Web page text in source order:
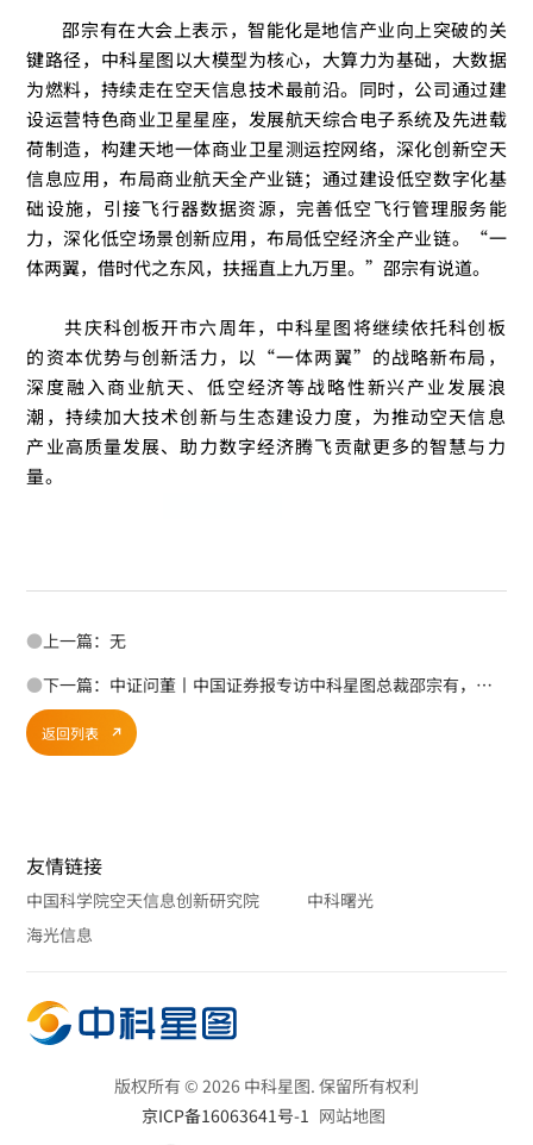
邵宗有在大会上表示，智能化是地信产业向上突破的关
键路径，中科星图以大模型为核心，大算力为基础，大数据
为燃料，持续走在空天信息技术最前沿。同时，公司通过建
设运营特色商业卫星星座，发展航天综合电子系统及先进载
荷制造，构建天地一体商业卫星测运控网络，深化创新空天
信息应用，布局商业航天全产业链；通过建设低空数字化基
础设施，引接飞行器数据资源，完善低空飞行管理服务能
力，深化低空场景创新应用，布局低空经济全产业链。“一
体两翼，借时代之东风，扶摇直上九万里。”邵宗有说道。
共庆科创板开市六周年，中科星图将继续依托科创板
的资本优势与创新活力，以“一体两翼”的战略新布局，
深度融入商业航天、低空经济等战略性新兴产业发展浪
潮，持续加大技术创新与生态建设力度，为推动空天信息
产业高质量发展、助力数字经济腾飞贡献更多的智慧与力
量。
● 上一篇：无
●下一篇：中证问董丨中国证券报专访中科星图总裁邵宗有，“一体两翼”擘画发展新蓝图
返回列表
友情链接
中国科学院空天信息创新研究院
中科曙光
海光信息
版权所有 © 2026 中科星图. 保留所有权利
京ICP备16063641号-1 网站地图